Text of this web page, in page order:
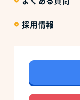
採用情報